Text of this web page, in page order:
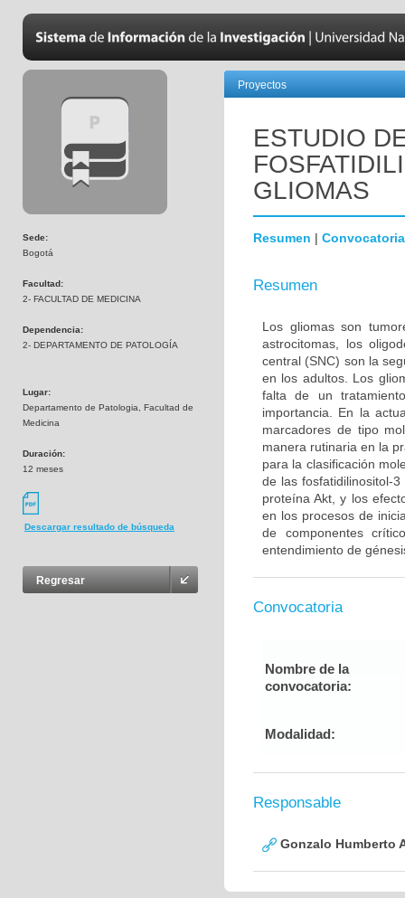
Sede:
Bogotá
Facultad:
2- FACULTAD DE MEDICINA
Dependencia:
2- DEPARTAMENTO DE PATOLOGÍA
Lugar:
Departamento de Patologia, Facultad de
Medicina
Duración:
12 meses
Descargar resultado de búsqueda
Regresar
Proyectos
ESTUDIO
GLIOMAS
Resumen | Convocatoria
Resumen
Los gliomas son
astrocitomas, los
central (SNC) son la
en los adultos. Los
falta de un
importancia. En la
marcadores de tipo
manera rutinaria en la
para la clasificación
de las fosfatidilinositol-
proteína Akt, y los
en los procesos de
de componentes
entendimiento de
Convocatoria
Nombre de la
convocatoria:
Modalidad:
Responsable
Gonzalo Humberto